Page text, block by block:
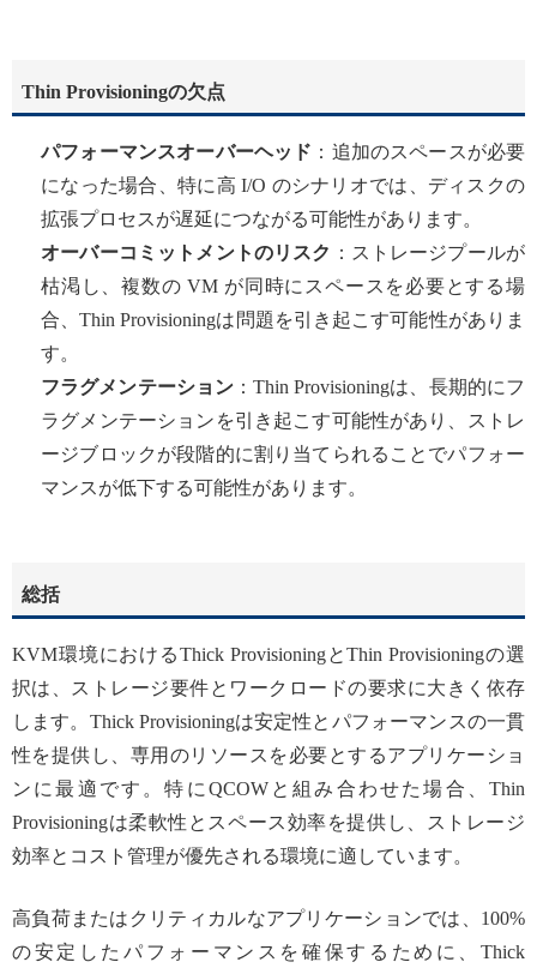
Thin Provisioningの欠点
パフォーマンスオーバーヘッド ：追加のスペースが必要
になった場合、特に高 I/O のシナリオでは、ディスクの
拡張プロセスが遅延につながる可能性があります。
オーバーコミットメントのリスク ：ストレージプールが
枯渇し、複数の VM が同時にスペースを必要とする場
合、Thin Provisioningは問題を引き起こす可能性がありま
す。
フラグメンテーション ：Thin Provisioningは、長期的にフ
ラグメンテーションを引き起こす可能性があり、ストレ
ージブロックが段階的に割り当てられることでパフォー
マンスが低下する可能性があります。
総括
KVM環境におけるThick ProvisioningとThin Provisioningの選
択は、ストレージ要件とワークロードの要求に大きく依存
します。Thick Provisioningは安定性とパフォーマンスの一貫
性を提供し、専用のリソースを必要とするアプリケーショ
ンに最適です。特にQCOWと組み合わせた場合、Thin
Provisioningは柔軟性とスペース効率を提供し、ストレージ
効率とコスト管理が優先される環境に適しています。
高負荷またはクリティカルなアプリケーションでは、100%
の安定したパフォーマンスを確保するために、Thick